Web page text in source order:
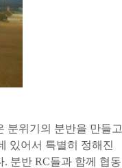
분위기의 분반을 만들고
있어서 특별히 정해진
분반 RC들과 함께 협동